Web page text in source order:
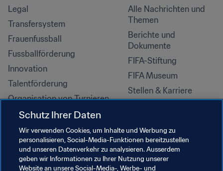
Legal
Transfersystem
Frauenfussball
Fussballförderung
Innovation
Talentförderung
Organisation von Turnieren
Nachhaltigkeit
Menschenrechte und
Antidiskriminierung
Gesundheit und Medizin
Bildungsinitiativen
Alle Nachrichten und
Themen
Berichte und
Dokumente
FIFA-Stiftung
FIFA Museum
Stellen & Karriere
Schutz Ihrer Daten
Wir verwenden Cookies, um Inhalte und Werbung zu
personalisieren, Social-Media-Funktionen bereitzustellen
und unseren Datenverkehr zu analysieren. Ausserdem
geben wir Informationen zu Ihrer Nutzung unserer
Website an unsere Social-Media-, Werbe- und